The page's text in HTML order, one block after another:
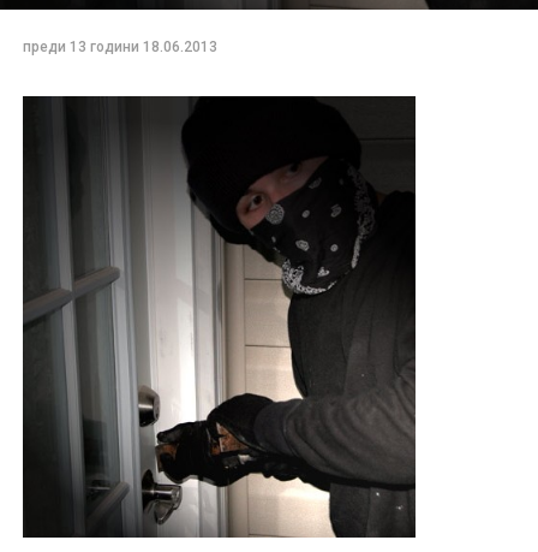
преди 13 години 18.06.2013